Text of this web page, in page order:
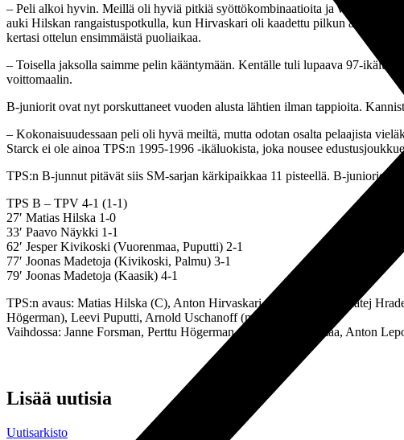
– Peli alkoi hyvin. Meillä oli hyviä pitkiä syöttökombinaatioita ja vastustaja
auki Hilskan rangaistuspotkulla, kun Hirvaskari oli kaadettu pilkun
kertasi ottelun ensimmäistä puoliaikaa.
– Toisella jaksolla saimme pelin kääntymään. Kentälle tuli lupaava 97-
voittomaalin.
B-juniorit ovat nyt porskuttaneet vuoden alusta lähtien ilman tappioita.
– Kokonaisuudessaan peli oli hyvä meiltä, mutta odotan osalta pelaajista
Starck ei ole ainoa TPS:n 1995-1996 -ikäluokista, joka nousee
TPS:n B-junnut pitävät siis SM-sarjan kärkipaikkaa 11 pisteellä. B-juniorien
TPS B – TPV 4-1 (1-1)
27′ Matias Hilska 1-0
33′ Paavo Näykki 1-1
62′ Jesper Kivikoski (Vuorenmaa, Puputti) 2-1
77′ Joonas Madetoja (Kivikoski, Palmu) 3-1
79′ Joonas Madetoja (Kaasik) 4-1
TPS:n avaus: Matias Hilska (C), Anton Hirvaskari (65′ Forsman), Matej
Högerman), Leevi Puputti, Arnold Uschanoff (mv)
Vaihdossa: Janne Forsman, Perttu Högerman, Viljami Vuorenmaa, Anton
Lisää uutisia
Uutisarkisto